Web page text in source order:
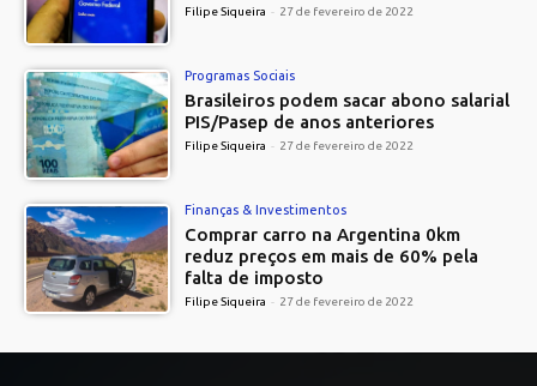
Filipe Siqueira - 27 de fevereiro de 2022
Programas Sociais
Brasileiros podem sacar abono salarial
PIS/Pasep de anos anteriores
Filipe Siqueira - 27 de fevereiro de 2022
Finanças & Investimentos
Comprar carro na Argentina 0km
reduz preços em mais de 60% pela
falta de imposto
Filipe Siqueira - 27 de fevereiro de 2022